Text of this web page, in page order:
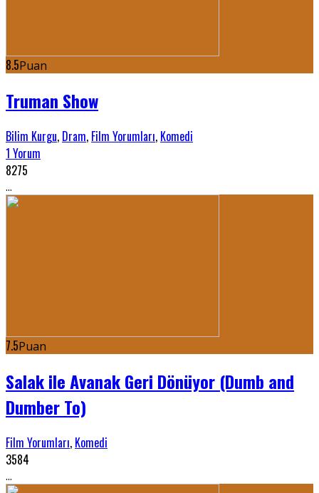
8.5Puan
Truman Show
Bilim Kurgu, Dram, Film Yorumları, Komedi
1 Yorum
8275
...
7.5Puan
Salak ile Avanak Geri Dönüyor (Dumb and
Dumber To)
Film Yorumları, Komedi
3584
...